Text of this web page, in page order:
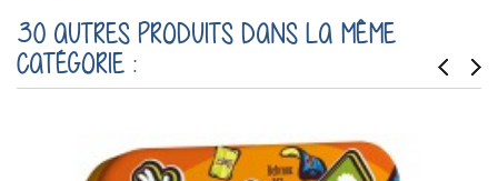
30 AUTRES PRODUITS DANS LA MÊME
CATÉGORIE :